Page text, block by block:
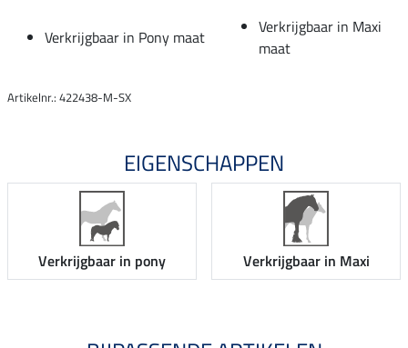
Verkrijgbaar in Pony maat
Verkrijgbaar in Maxi
maat
Artikelnr.: 422438-M-SX
EIGENSCHAPPEN
Verkrijgbaar in pony Verkrijgbaar in Maxi